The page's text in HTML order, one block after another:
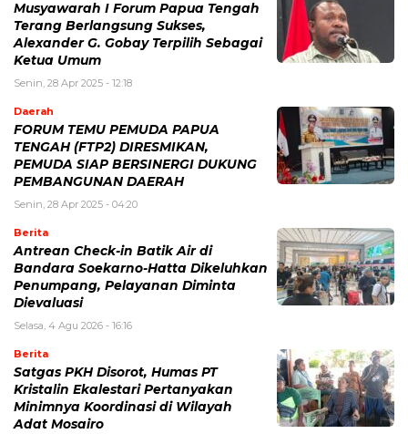
Musyawarah I Forum Papua Tengah
Terang Berlangsung Sukses,
Alexander G. Gobay Terpilih Sebagai
Ketua Umum
Senin, 28 Apr 2025 - 12:18
Daerah
FORUM TEMU PEMUDA PAPUA
TENGAH (FTP2) DIRESMIKAN,
PEMUDA SIAP BERSINERGI DUKUNG
PEMBANGUNAN DAERAH
Senin, 28 Apr 2025 - 04:20
Berita
Antrean Check-in Batik Air di
Bandara Soekarno-Hatta Dikeluhkan
Penumpang, Pelayanan Diminta
Dievaluasi
Selasa, 4 Agu 2026 - 16:16
Berita
Satgas PKH Disorot, Humas PT
Kristalin Ekalestari Pertanyakan
Minimnya Koordinasi di Wilayah
Adat Mosairo